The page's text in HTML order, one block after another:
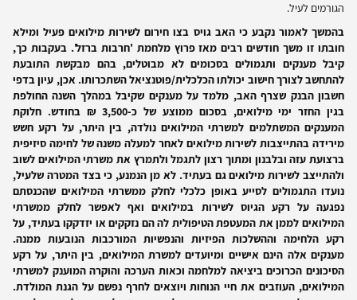
הגורמים לעיל.
בהמשך לאמור נקבע כי האב גויס בצו חירום לשירות מילואים פעיל ומילא
חובתו זו משך חודשים רבים מאז פרוץ מלחמת 'חרבות ברזל'. בעקבות כך,
קיבל מענקים ותגמולים בסכומים לא מבוטלים, בהם מבקשת התובעת
להתחשב לצורך חישוב יכולתו הכלכלית/פוטנציאל השתכרותו. אכן, עיון בדפי
חשבון הבנק שצרף האב, מלמד על מענקים שקיבל במהלך השנה החולפת
בגין החזר ימי מילואים, בסכום ממוצע של כ-3,500 ₪ בחודש. חלוקת
המענקים המשתלמים למשרתי המילואים נולדה, בין היתר, על רקע חשש
מירידה בהתייצבות לשירות מילואים לאחר למעלה משנה של לחימה סיזיפית
ברצועת עזה ובלבנון ומתוך רצון לתגמל ולתמרץ את משרתי המילואים לשוב
ולהתייצב לשירות מילואים גם בעתיד. לא מן הנמנע, כי בצד המטרה שלעיל,
נועדו התגמולים לסייע באופן כלכלי לחלק ממשרתי המילואים שהכנסתם
נפגעה על רקע הגיוס לשירות במילואים ואף לאפשר לחלק ממשרתי
המילואים לממן את המעטפת הטיפולית לה הם נזקקים או יזדקקו בעתיד, על
רקע הלחימה וההשלכות הפיזיות והנפשיות המורכבות הנובעות ממנה.
מענקים אלה הינם אישיים ומיועדים למשרת המילואים, בין היתר, על רקע
הסיכונים הכרוכים ביציאה למלחמה וכאות הערכה והוקרה המוענק למשרתי
המילואים, העוזבים את חיי הנוחות ויוצאים לחרף נפשם על הגנת המולדת.